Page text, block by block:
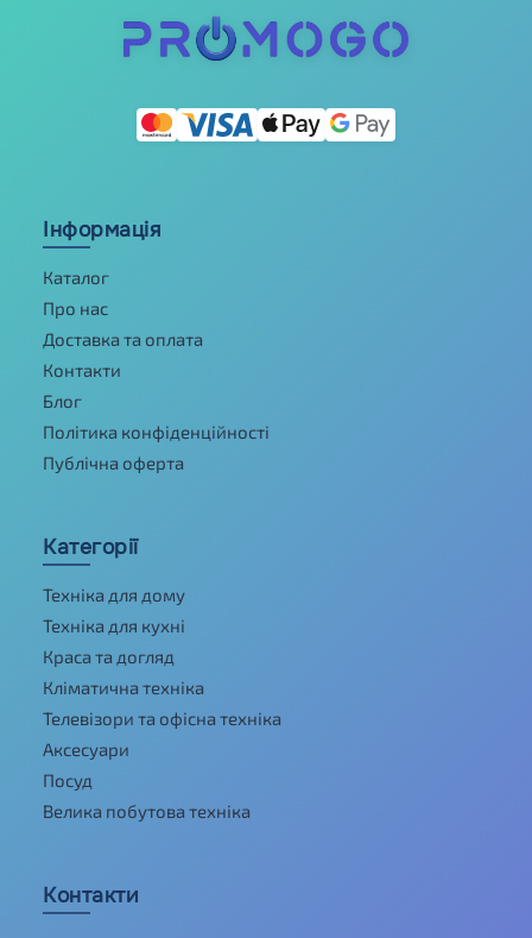
Інформація
Каталог
Про нас
Доставка та оплата
Контакти
Блог
Політика конфіденційності
Публічна оферта
Категорії
Техніка для дому
Техніка для кухні
Краса та догляд
Кліматична техніка
Телевізори та офісна техніка
Аксесуари
Посуд
Велика побутова техніка
Контакти